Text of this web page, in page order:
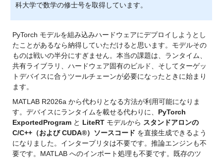
科大学で数学の修士号を取得しています。
PyTorch モデルを組み込みハードウェアにデプロイしようとし
たことがあるなら納得していただけると思います。モデルその
ものは戦いの半分にすぎません。本当の課題は、ランタイム、
共有ライブラリ、ハードウェア固有のビルド、そしてターゲッ
トデバイスに合うツールチェーンが必要になったときに始まり
ます。
MATLAB R2026a から代わりとなる方法が利用可能になりま
す。デバイスにランタイムを載せる代わりに、 PyTorch
ExportedProgram と LiteRT モデルから スタンドアロンの
C/C++（および CUDA®）ソースコード を直接生成できるよう
になりました。インタープリタは不要です。推論エンジンも不
要です。MATLAB へのインポート処理も不要です。既存のツ